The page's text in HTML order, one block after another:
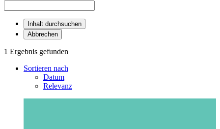
Inhalt durchsuchen
Abbrechen
1 Ergebnis gefunden
Sortieren nach
Datum
Relevanz